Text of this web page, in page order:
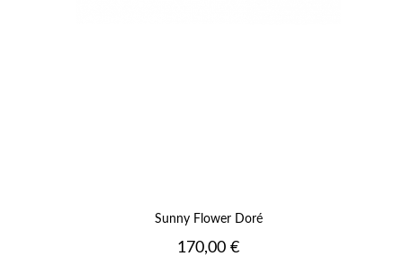
Sunny Flower Doré
Prix
170,00 €